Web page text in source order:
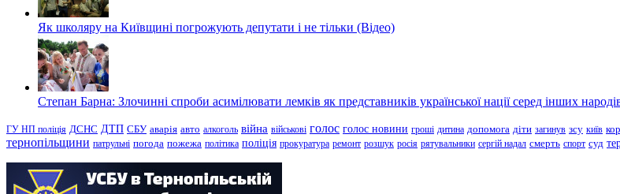
Як школяру на Київщині погрожують депутати і не тільки (Відео)
Степан Барна: Злочинні спроби асимілювати лемків як представників української нації серед інших
ГУ НП поліція ДСНС ДТП СБУ аварія авто алкоголь війна військові голос голос новини гроші дитина допомога діти загинув зсу київ
тернопільщини патрульні погода пожежа політика поліція прокуратура ремонт розшук росія рятувальники сергій надал смерть спорт суд